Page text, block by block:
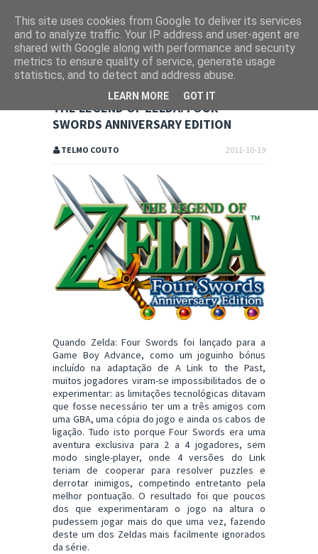
THE LEGEND OF ZELDA: FOUR
SWORDS ANNIVERSARY EDITION
2011-10-19
TELMO COUTO
Quando Zelda: Four Swords foi lançado para a
Game Boy Advance, como um joguinho bónus
incluído na adaptação de A Link to the Past,
muitos jogadores viram-se impossibilitados de o
experimentar: as limitações tecnológicas ditavam
que fosse necessário ter um a três amigos com
uma GBA, uma cópia do jogo e ainda os cabos de
ligação. Tudo isto porque Four Swords era uma
aventura exclusiva para 2 a 4 jogadores, sem
modo single-player, onde 4 versões do Link
teriam de cooperar para resolver puzzles e
derrotar inimigos, competindo entretanto pela
melhor pontuação. O resultado foi que poucos
dos que experimentaram o jogo na altura o
pudessem jogar mais do que uma vez, fazendo
deste um dos Zeldas mais facilmente ignorados
da série.
This site uses cookies from Google to deliver its services
and to analyze traffic. Your IP address and user-agent are
shared with Google along with performance and security
metrics to ensure quality of service, generate usage
statistics, and to detect and address abuse.
LEARN MORE GOT IT